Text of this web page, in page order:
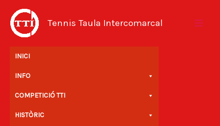
contingut
Tennis Taula Intercomarcal
INICI
INFO
COMPETICIÓ TTI
HISTÒRIC